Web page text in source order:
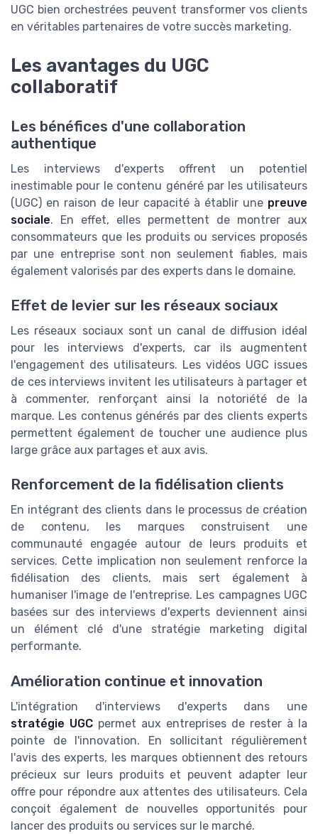
UGC bien orchestrées peuvent transformer vos clients
en véritables partenaires de votre succès marketing.
Les avantages du UGC
collaboratif
Les bénéfices d'une collaboration
authentique
Les interviews d'experts offrent un potentiel
inestimable pour le contenu généré par les utilisateurs
(UGC) en raison de leur capacité à établir une preuve
sociale. En effet, elles permettent de montrer aux
consommateurs que les produits ou services proposés
par une entreprise sont non seulement fiables, mais
également valorisés par des experts dans le domaine.
Effet de levier sur les réseaux sociaux
Les réseaux sociaux sont un canal de diffusion idéal
pour les interviews d'experts, car ils augmentent
l'engagement des utilisateurs. Les vidéos UGC issues
de ces interviews invitent les utilisateurs à partager et
à commenter, renforçant ainsi la notoriété de la
marque. Les contenus générés par des clients experts
permettent également de toucher une audience plus
large grâce aux partages et aux avis.
Renforcement de la fidélisation clients
En intégrant des clients dans le processus de création
de contenu, les marques construisent une
communauté engagée autour de leurs produits et
services. Cette implication non seulement renforce la
fidélisation des clients, mais sert également à
humaniser l'image de l'entreprise. Les campagnes UGC
basées sur des interviews d'experts deviennent ainsi
un élément clé d'une stratégie marketing digital
performante.
Amélioration continue et innovation
L'intégration d'interviews d'experts dans une
stratégie UGC permet aux entreprises de rester à la
pointe de l'innovation. En sollicitant régulièrement
l'avis des experts, les marques obtiennent des retours
précieux sur leurs produits et peuvent adapter leur
offre pour répondre aux attentes des utilisateurs. Cela
conçoit également de nouvelles opportunités pour
lancer des produits ou services sur le marché.